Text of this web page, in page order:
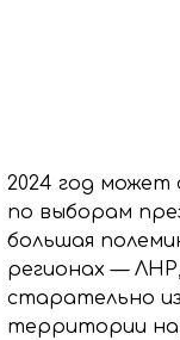
2024 год может
по выборам
большая
регионах —
старательно
территории